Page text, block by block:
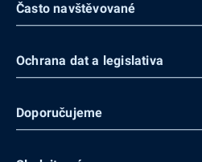
Často navštěvované
Ochrana dat a legislativa
Doporučujeme